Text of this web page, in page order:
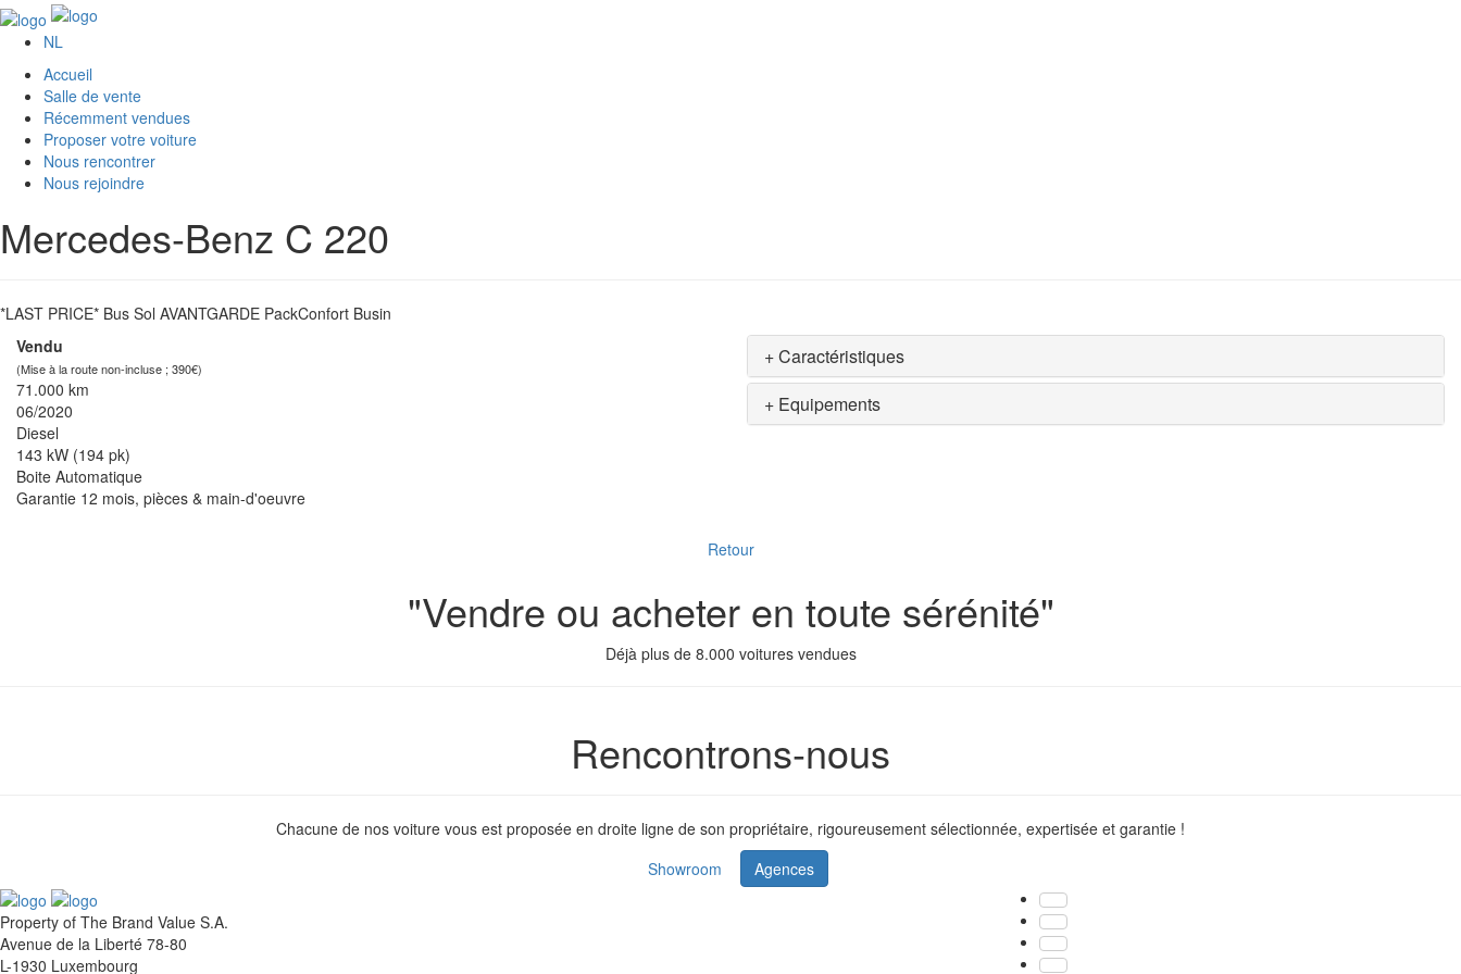
NL
Accueil
Salle de vente
Récemment vendues
Proposer votre voiture
Nous rencontrer
Nous rejoindre
Mercedes-Benz C 220
*LAST PRICE* Bus Sol AVANTGARDE PackConfort Busin
Vendu
(Mise à la route non-incluse ; 390€)
71.000 km
06/2020
Diesel
143 kW (194 pk)
Boite Automatique
Garantie 12 mois, pièces & main-d'oeuvre
+ Caractéristiques
+ Equipements
Retour
"Vendre ou acheter en toute sérénité"
Déjà plus de 8.000 voitures vendues
Rencontrons-nous
Chacune de nos voiture vous est proposée en droite ligne de son propriétaire, rigoureusement sélectionnée, expertisée et garantie !
Showroom
Agences
Property of The Brand Value S.A.
Avenue de la Liberté 78-80
L-1930 Luxembourg